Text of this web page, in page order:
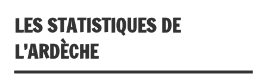
LES STATISTIQUES DE
L’ARDÈCHE